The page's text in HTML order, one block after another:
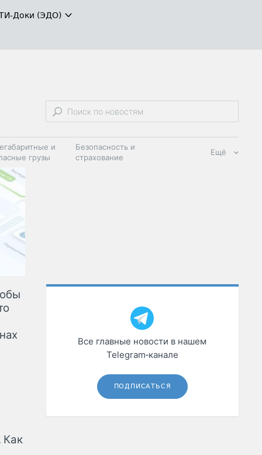
Доки (ЭДО)
и
грузы
Безопасность и
страхование
и
Ещё
Как
Все главные новости в нашем
Telegram‑канале
ПОДПИСАТЬСЯ